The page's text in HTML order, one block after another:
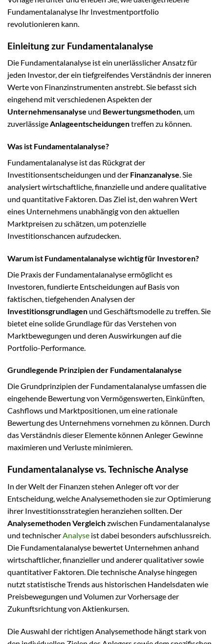
Fundamentalanalyse Ihr Investmentportfolio
revolutionieren kann.
Einleitung zur Fundamentalanalyse
Die Fundamentalanalyse ist ein unerlässlicher Ansatz für
jeden Investor, der ein tiefgreifendes Verständnis der inneren
Werte von Finanzinstrumenten anstrebt. Sie befasst sich
eingehend mit verschiedenen Aspekten der
Unternehmensanalyse und Bewertungsmethoden, um
zuverlässigeAnlageentscheidungentreffen zu können.
Was ist Fundamentalanalyse?
Fundamentalanalyse ist das Rückgrat der
Investitionsentscheidungen und der Finanzanalyse. Sie
analysiert wirtschaftliche, finanzielle und andere qualitative
und quantitative Faktoren. Das Ziel ist, den wahren Wert
eines Unternehmens unabhängig von den aktuellen
Marktpreisen zu schätzen, um potenzielle
Investitionschancen aufzudecken.
Warum ist Fundamentalanalyse wichtig für Investoren?
Die Praxis der Fundamentalanalyse ermöglicht es
Investoren, fundierte Entscheidungen auf Basis von
faktischen, tiefgehenden Analysen der
Investitionsgrundlagen und Geschäftsmodelle zu treffen. Sie
bietet eine solide Grundlage für das Verstehen von
Marktbewegungen und deren Auswirkungen auf die
Portfolio-Performance.
Grundlegende Prinzipien der Fundamentalanalyse
Die Grundprinzipien der Fundamentalanalyse umfassen die
eingehende Bewertung von Vermögenswerten, Einkünften,
Cashflows und Marktpositionen, um eine rationale
Bewertung des Unternehmens vornehmen zu können. Durch
das Verständnis dieser Elemente können Anleger Gewinne
maximieren und Verluste minimieren.
Fundamentalanalyse vs. Technische Analyse
In der Welt der Finanzen stehen Anleger oft vor der
Entscheidung, welche Analysemethoden sie zur Optimierung
ihrer Investitionsstrategien heranziehen sollten. Der
Analysemethoden Vergleichzwischen Fundamentalanalyse
und technischerAnalyse ist dabei besonders aufschlussreich.
Die Fundamentalanalyse bewertet Unternehmen anhand
wirtschaftlicher, finanzieller und anderer qualitativer sowie
quantitativer Faktoren. Die technische Analyse hingegen
nutzt statistische Trends aus historischen Handelsdaten wie
Preisbewegungen und Volumen zur Vorhersage der
Zukunftsrichtung von Aktienkursen.
Die Auswahl der richtigen Analysemethode hängt stark von